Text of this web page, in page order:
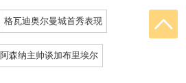
格瓦迪奥尔曼城首秀表现
阿森纳主帅谈加布里埃尔